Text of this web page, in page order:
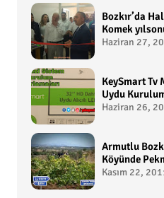
Bozkır’da
Komek
Haziran 27,
KeySmart Tv
Uydu
Video
Haziran 26,
Armutlu
Köyünde
Kasım 22,